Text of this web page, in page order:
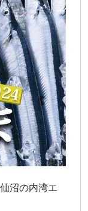
沼の内湾エ